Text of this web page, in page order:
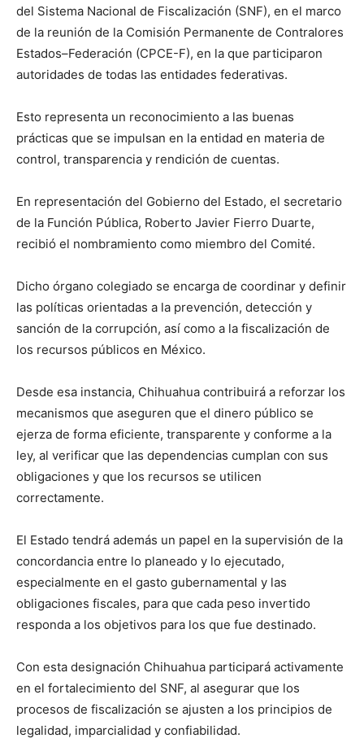
del Sistema Nacional de Fiscalización (SNF), en el marco
de la reunión de la Comisión Permanente de Contralores
Estados–Federación (CPCE-F), en la que participaron
autoridades de todas las entidades federativas.
Esto representa un reconocimiento a las buenas
prácticas que se impulsan en la entidad en materia de
control, transparencia y rendición de cuentas.
En representación del Gobierno del Estado, el secretario
de la Función Pública, Roberto Javier Fierro Duarte,
recibió el nombramiento como miembro del Comité.
Dicho órgano colegiado se encarga de coordinar y definir
las políticas orientadas a la prevención, detección y
sanción de la corrupción, así como a la fiscalización de
los recursos públicos en México.
Desde esa instancia, Chihuahua contribuirá a reforzar los
mecanismos que aseguren que el dinero público se
ejerza de forma eficiente, transparente y conforme a la
ley, al verificar que las dependencias cumplan con sus
obligaciones y que los recursos se utilicen
correctamente.
El Estado tendrá además un papel en la supervisión de la
concordancia entre lo planeado y lo ejecutado,
especialmente en el gasto gubernamental y las
obligaciones fiscales, para que cada peso invertido
responda a los objetivos para los que fue destinado.
Con esta designación Chihuahua participará activamente
en el fortalecimiento del SNF, al asegurar que los
procesos de fiscalización se ajusten a los principios de
legalidad, imparcialidad y confiabilidad.